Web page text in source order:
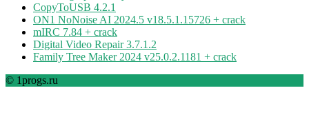
CopyToUSB 4.2.1
ON1 NoNoise AI 2024.5 v18.5.1.15726 + crack
mIRC 7.84 + crack
Digital Video Repair 3.7.1.2
Family Tree Maker 2024 v25.0.2.1181 + crack
© 1progs.ru